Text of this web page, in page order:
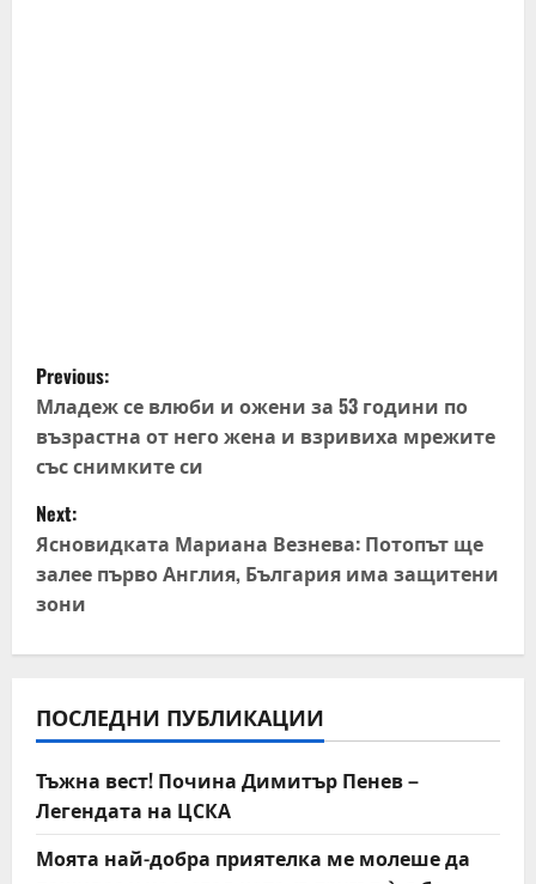
P
o
s
t
n
a
v
i
g
a
t
Previous:
Младеж се влюби и ожени за 53 години по
възрастна от него жена и взривиха мрежите
със снимките си
Next:
Ясновидката Мариана Везнева: Потопът ще
залее първо Англия, България има защитени
зони
ПОСЛЕДНИ ПУБЛИКАЦИИ
Тъжна вест! Почина Димитър Пенев –
Легендата на ЦСКА
Моята най-добра приятелка ме молеше да